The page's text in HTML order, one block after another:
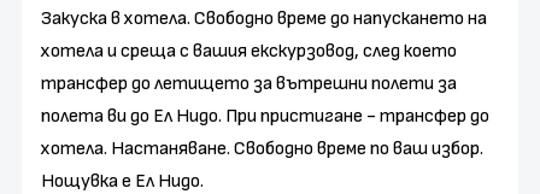
Закуска в хотела. Свободно време до напускането на
хотела и среща с вашия екскурзовод, след което
трансфер до летището за вътрешни полети за
полета ви до Ел Нидо. При пристигане - трансфер до
хотела. Настаняване. Свободно време по ваш избор.
Нощувка е Ел Нидо.